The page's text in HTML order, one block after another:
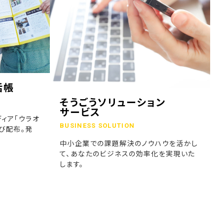
帳
ア「ウラオ
配布。発
そうごうソリューション
サービス
BUSINESS SOLUTION
中小企業での課題解決のノウハウを活かし
て、あなたのビジネスの効率化を実現いた
します。